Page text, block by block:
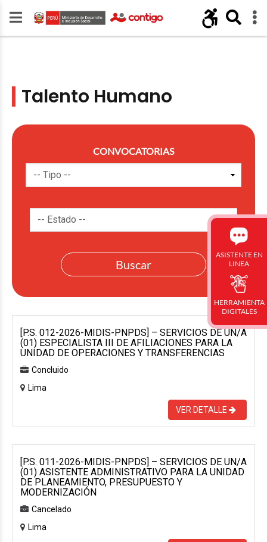
Talento Humano
CONVOCATORIAS
[P.S. 012-2026-MIDIS-PNPDS] – SERVICIOS DE UN/A
(01) ESPECIALISTA III DE AFILIACIONES PARA LA
UNIDAD DE OPERACIONES Y TRANSFERENCIAS
Concluido
Lima
VER DETALLE
[P.S. 011-2026-MIDIS-PNPDS] – SERVICIOS DE UN/A
(01) ASISTENTE ADMINISTRATIVO PARA LA UNIDAD
DE PLANEAMIENTO, PRESUPUESTO Y
MODERNIZACIÓN
Cancelado
Lima
ASISTENTE EN
LINEA
HERRAMIENTA
DIGITALES